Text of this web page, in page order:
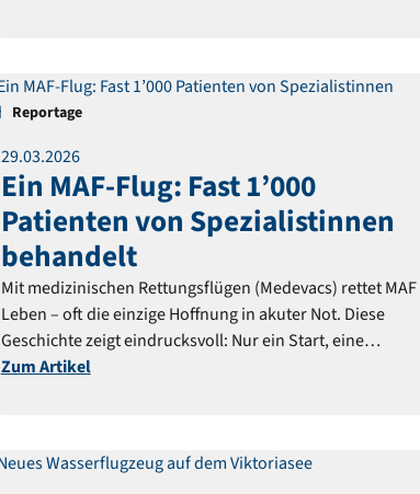
Reportage
29.03.2026
Ein MAF-Flug: Fast 1’000
Patienten von Spezialistinnen
behandelt
Mit medizinischen Rettungsflügen (Medevacs) rettet MAF
Leben – oft die einzige Hoffnung in akuter Not. Diese
Geschichte zeigt eindrucksvoll: Nur ein Start, eine
Landung – und fast tausend Menschen erhielten
Zum Artikel